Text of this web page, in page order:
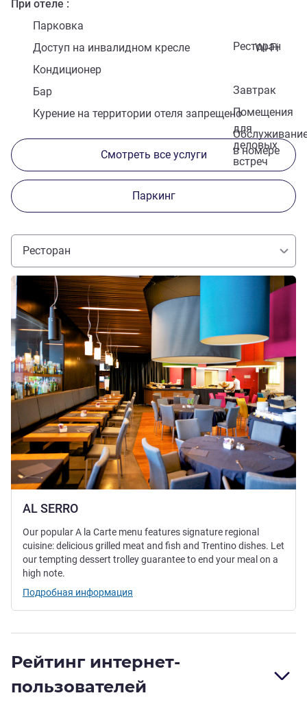
При отеле
Парковка
Ресторан
Доступ на инвалидном кресле
Wi-Fi
Кондиционер
Завтрак
Бар
Помещения
для
деловых
встреч
Курение на территории отеля запрещено
в номере
Смотреть все услуги
Паркинг
Ресторан
AL SERRO
Подробная информация
Our popular A la Carte menu features signature regional
cuisine: delicious grilled meat and fish and Trentino dishes. Let
our tempting dessert trolley guarantee to end your meal on a
high note.
Подробная информация
Рейтинг интернет-
пользователей